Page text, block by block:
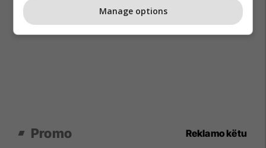
Promo Reklamo këtu
Manage options